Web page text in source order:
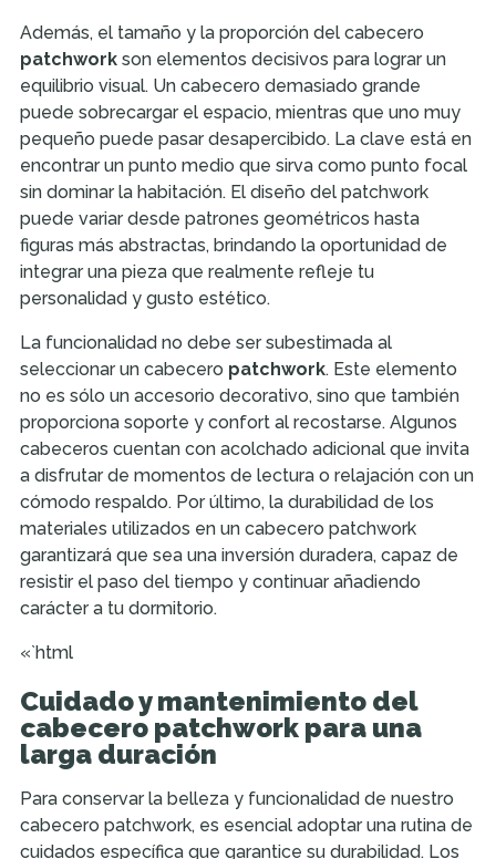
Además, el tamaño y la proporción del cabecero
patchwork son elementos decisivos para lograr un
equilibrio visual. Un cabecero demasiado grande
puede sobrecargar el espacio, mientras que uno muy
pequeño puede pasar desapercibido. La clave está en
encontrar un punto medio que sirva como punto focal
sin dominar la habitación. El diseño del patchwork
puede variar desde patrones geométricos hasta
figuras más abstractas, brindando la oportunidad de
integrar una pieza que realmente refleje tu
personalidad y gusto estético.
La funcionalidad no debe ser subestimada al
seleccionar un cabecero patchwork. Este elemento
no es sólo un accesorio decorativo, sino que también
proporciona soporte y confort al recostarse. Algunos
cabeceros cuentan con acolchado adicional que invita
a disfrutar de momentos de lectura o relajación con un
cómodo respaldo. Por último, la durabilidad de los
materiales utilizados en un cabecero patchwork
garantizará que sea una inversión duradera, capaz de
resistir el paso del tiempo y continuar añadiendo
carácter a tu dormitorio.
«`html
Cuidado y mantenimiento del
cabecero patchwork para una
larga duración
Para conservar la belleza y funcionalidad de nuestro
cabecero patchwork, es esencial adoptar una rutina de
cuidados específica que garantice su durabilidad. Los